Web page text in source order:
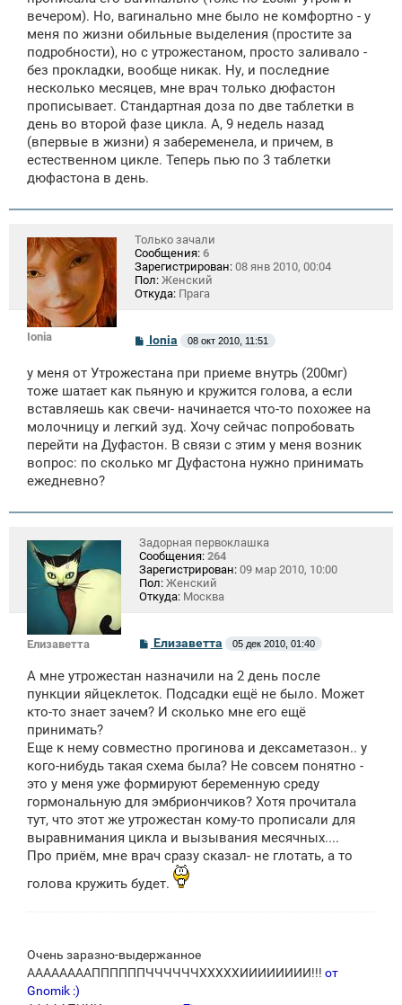
вечером). Но, вагинально мне было не комфортно - у
меня по жизни обильные выделения (простите за
подробности), но с утрожестаном, просто заливало -
без прокладки, вообще никак. Ну, и последние
несколько месяцев, мне врач только дюфастон
прописывает. Стандартная доза по две таблетки в
день во второй фазе цикла. А, 9 недель назад
(впервые в жизни) я забеременела, и причем, в
естественном цикле. Теперь пью по 3 таблетки
дюфастона в день.
Ionia
Только зачали
Сообщения: 6
Зарегистрирован: 08 янв 2010, 00:04
Пол: Женский
Откуда: Прага
С
о
б
щ
н
и
Ionia 08 окт 2010, 11:51
у меня от Утрожестана при приеме внутрь (200мг)
тоже шатает как пьяную и кружится голова, а если
вставляешь как свечи- начинается что-то похожее на
молочницу и легкий зуд. Хочу сейчас попробовать
перейти на Дуфастон. В связи с этим у меня возник
вопрос: по сколько мг Дуфастона нужно принимать
ежедневно?
Елизаветта
Задорная первоклашка
Сообщения: 264
Зарегистрирован: 09 мар 2010, 10:00
Пол: Женский
Откуда: Москва
С
о
б
щ
н
Елизаветта 05 дек 2010, 01:40
А мне утрожестан назначили на 2 день после
пункции яйцеклеток. Подсадки ещё не было. Может
кто-то знает зачем? И сколько мне его ещё
принимать?
Еще к нему совместно прогинова и дексаметазон.. у
кого-нибудь такая схема была? Не совсем понятно -
это у меня уже формируют беременную среду
гормональную для эмбриончиков? Хотя прочитала
тут, что этот же утрожестан кому-то прописали для
выравнимания цикла и вызывания месячных....
Про приём, мне врач сразу сказал- не глотать, а то
голова кружить будет.
Очень заразно-выдержанное
ААААААААППППППЧЧЧЧЧЧХХХХХИИИИИИИИ!!! от
Gnomik :)